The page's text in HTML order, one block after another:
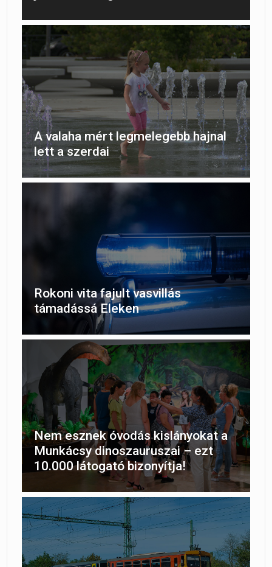
A valaha mért legmelegebb hajnal
lett a szerdai
Rokoni vita fajult vasvillás
támadássá Eleken
Nem esznek óvodás kislányokat a
Munkácsy dinoszauruszai – ezt
10.000 látogató bizonyítja!